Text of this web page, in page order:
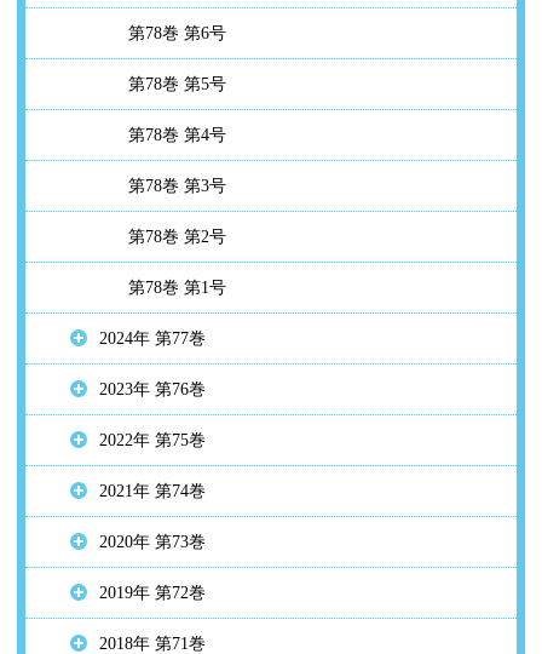
第78巻 第6号
第78巻 第5号
第78巻 第4号
第78巻 第3号
第78巻 第2号
第78巻 第1号
2024年 第77巻
2023年 第76巻
2022年 第75巻
2021年 第74巻
2020年 第73巻
2019年 第72巻
2018年 第71巻